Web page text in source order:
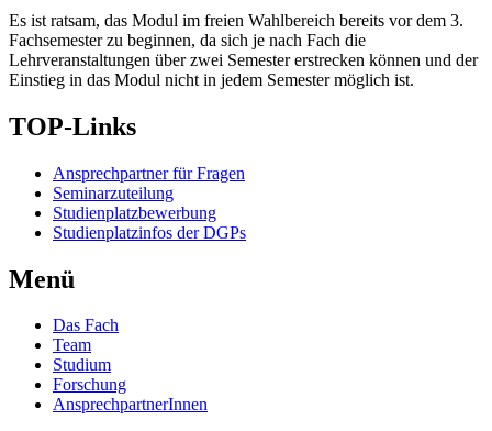
Es ist ratsam, das Modul im freien Wahlbereich bereits vor dem 3.
Fachsemester zu beginnen, da sich je nach Fach die
Lehrveranstaltungen über zwei Semester erstrecken können und der
Einstieg in das Modul nicht in jedem Semester möglich ist.
TOP-Links
Ansprechpartner für Fragen
Seminarzuteilung
Studienplatzbewerbung
Studienplatzinfos der DGPs
Menü
Das Fach
Team
Studium
Forschung
AnsprechpartnerInnen